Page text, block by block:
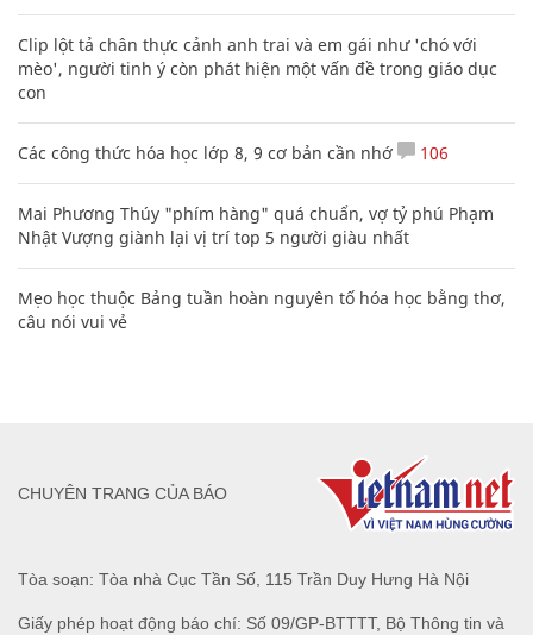
Clip lột tả chân thực cảnh anh trai và em gái như 'chó với
mèo', người tinh ý còn phát hiện một vấn đề trong giáo dục
con
Các công thức hóa học lớp 8, 9 cơ bản cần nhớ 106
Mai Phương Thúy "phím hàng" quá chuẩn, vợ tỷ phú Phạm
Nhật Vượng giành lại vị trí top 5 người giàu nhất
Mẹo học thuộc Bảng tuần hoàn nguyên tố hóa học bằng thơ,
câu nói vui vẻ
Tòa soạn: Tòa nhà Cục Tần Số, 115 Trần Duy Hưng Hà Nội
Giấy phép hoạt động báo chí: Số 09/GP-BTTTT, Bộ Thông tin và
CHUYÊN TRANG CỦA BÁO